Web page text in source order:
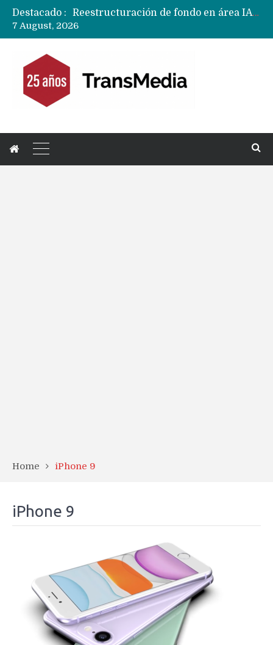
Destacado :
Reestructuración de fondo en área IA de Google pone en peligro acuerdo con Apple y salvataje de Siri
Sailfish OS la «joya» de sistema operativo que Europa planea financiar para competir contra Android, iOS y HarmonyOS
7 August, 2026
Home iPhone 9
iPhone 9